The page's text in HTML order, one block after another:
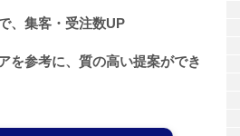
、集客・受注数UP
を参考に、質の高い提案ができ